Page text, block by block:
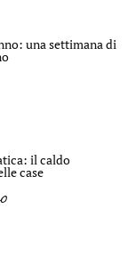
una settimana di
il caldo
case